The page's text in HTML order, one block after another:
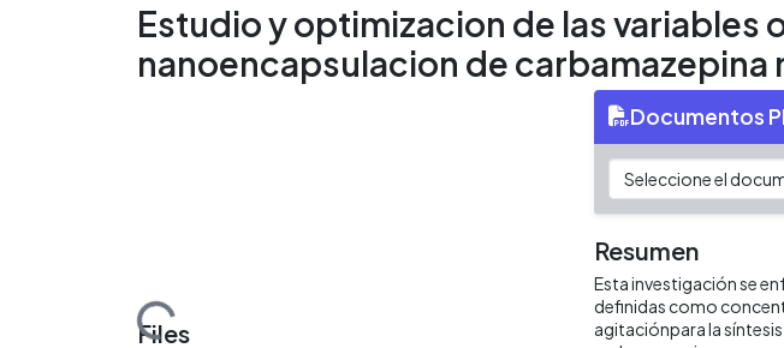
Estudio y optimizacion de las variables
nanoencapsulacion de
Loading...
Files
Documentos
Resumen
Esta investigación se
definidas como
agitaciónpara la